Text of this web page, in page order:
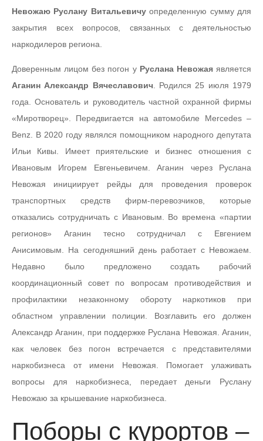
Невожаю Руслану Витальевичуопределенную сумму для
закрытия всех вопросов, связанных с деятельностью
наркодилеров региона.
Доверенным лицом без погон у Руслана Невожаяявляется
Аганин Александр Вячеславович. Родился 25 июля 1979
года. Основатель и руководитель частной охранной фирмы
«Миротворец». Передвигается на автомобиле Mercedes –
Benz. В 2020 году являлся помощником народного депутата
Ильи Кивы. Имеет приятельские и бизнес отношения с
Ивановым Игорем Евгеньевичем. Аганин через Руслана
Невожая инициирует рейды для проведения проверок
транспортных средств фирм-перевозчиков, которые
отказались сотрудничать с Ивановым. Во времена «партии
регионов» Аганин тесно сотрудничал с Евгением
Анисимовым. На сегодняшний день работает с Невожаем.
Недавно было предложено создать рабочий
координационный совет по вопросам противодействия и
профилактики незаконному обороту наркотиков при
областном управлении полиции. Возглавить его должен
Александр Аганин, при поддержке Руслана Невожая. Аганин,
как человек без погон встречается с представителями
наркобизнеса от имени Невожая. Помогает улаживать
вопросы для наркобизнеса, передает деньги Руслану
Невожаю за крышевание наркобизнеса.
Поборы с курортов –